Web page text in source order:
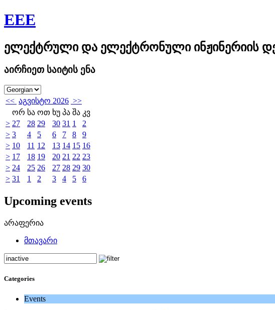
EEE
ელექტრული და ელექტრონული ინჟინერიის
აირჩიეთ საიტის ენა
<< აგვისტო 2026 >>
ორ სა ოთ ხუ პა შა კვ
> 27 28 29 30 31 1
2
> 3 4 5 6 7 8
9
> 10 11 12 13 14 15 16
> 17 18 19 20 21 22 23
> 24 25 26 27 28 29 30
> 31 1 2 3 4 5 6
Upcoming events
არაფერია
მთავარი
Categories
Events